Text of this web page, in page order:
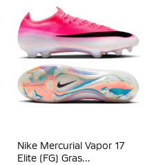
Nike Mercurial Vapor 17
Elite (FG) Gras